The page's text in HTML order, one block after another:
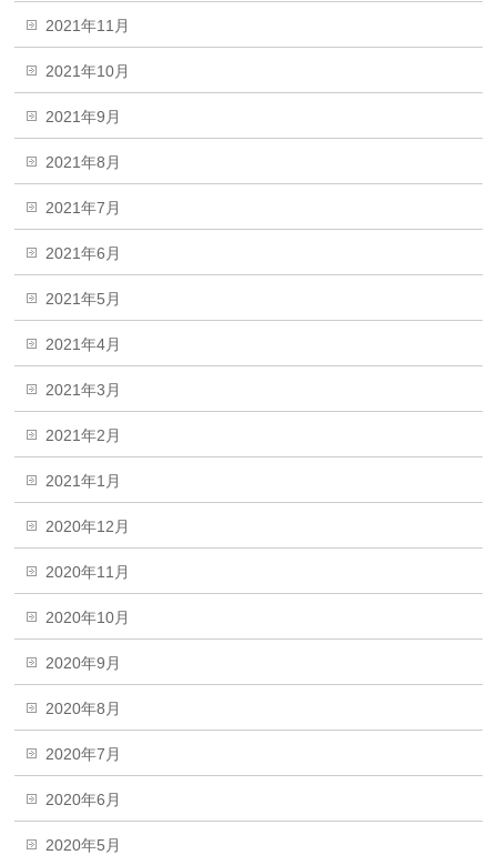
2021年11月
2021年10月
2021年9月
2021年8月
2021年7月
2021年6月
2021年5月
2021年4月
2021年3月
2021年2月
2021年1月
2020年12月
2020年11月
2020年10月
2020年9月
2020年8月
2020年7月
2020年6月
2020年5月